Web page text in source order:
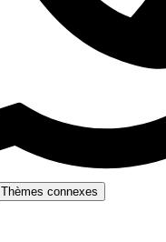
Thèmes connexes